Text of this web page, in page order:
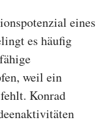
eines
es häufig
weil ein
Konrad